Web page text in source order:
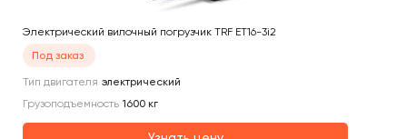
Электрический вилочный погрузчик TRF ET16-3i2
Под заказ
Тип двигателя электрический
Грузоподъемность 1600 кг